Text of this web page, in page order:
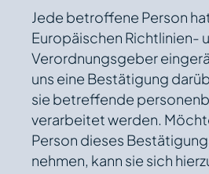
Jede betroffene Person
Europäischen Richtlinien-
Verordnungsgeber
uns eine Bestätigung
sie betreffende
verarbeitet werden.
Person dieses
nehmen, kann sie sich